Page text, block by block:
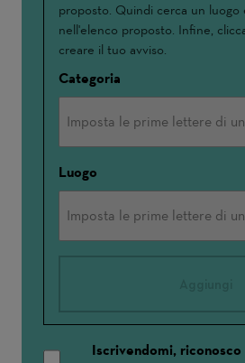
a
proposto. Quindi cerca un luogo
nell'elenco proposto. Infine,
creare il tuo avviso.
Categoria
Luogo
Iscrivendomi,